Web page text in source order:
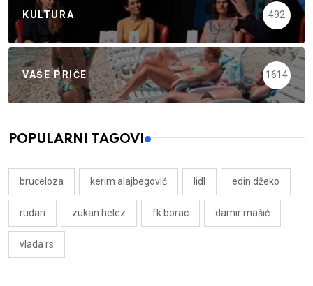
KULTURA 492
VAŠE PRIČE 1614
POPULARNI TAGOVI
bruceloza kerim alajbegović lidl edin džeko
rudari zukan helez fk borac damir mašić
vlada rs